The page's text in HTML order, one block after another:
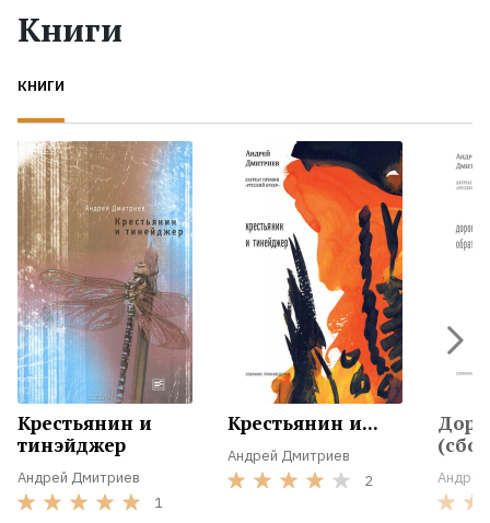
Жанры
Экранизации
Коллекции
Книги
КНИГИ
Крестьянин и
тинэйджер
Андрей Дмитриев
1
Крестьянин и...
Андрей Дмитриев
2